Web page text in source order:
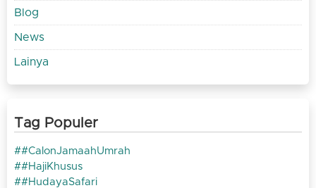
Blog
News
Lainya
Tag Populer
#CalonJamaahUmrah
#HajiKhusus
#HudayaSafari